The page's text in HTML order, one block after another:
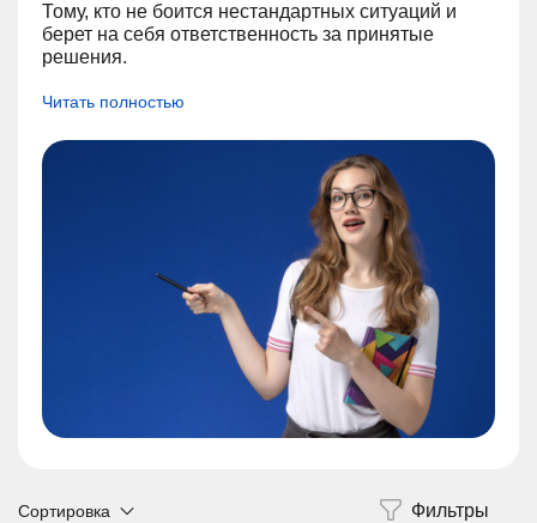
Тому, кто не боится нестандартных ситуаций и
берет на себя ответственность за принятые
решения.
Читать полностью
Сортировка